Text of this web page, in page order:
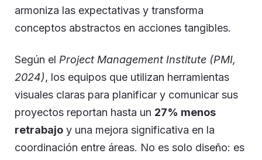
armoniza las expectativas y transforma
conceptos abstractos en acciones tangibles.
Según el Project Management Institute (PMI,
2024), los equipos que utilizan herramientas
visuales claras para planificar y comunicar sus
proyectos reportan hasta un 27% menos
retrabajo y una mejora significativa en la
coordinación entre áreas. No es solo diseño: es